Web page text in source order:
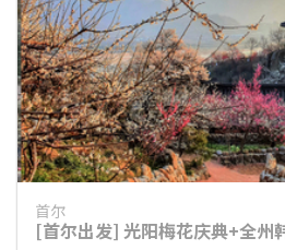
首尔
[首尔出发] 光阳梅花庆典+全州